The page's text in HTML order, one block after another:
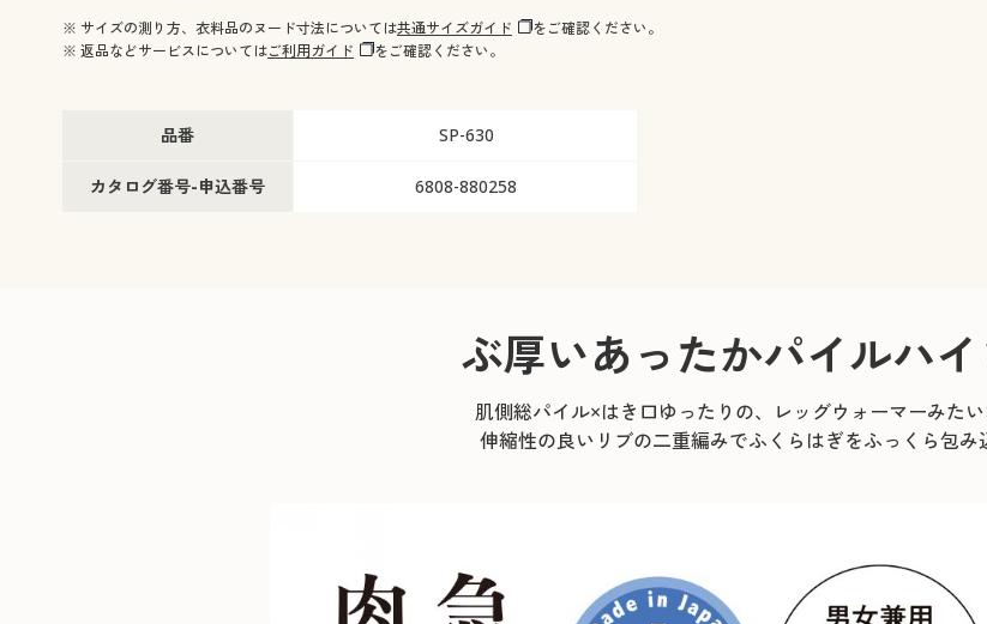
※ サイズの測り方、衣料品のヌード寸法については共通サイズガイド
をご確認ください。
※ 返品などサービスについてはご利用ガイド をご確認ください。
品番 SP-630
カタログ番号-申込番号 6808-880258
ぶ厚いあったかパイルハ
肌側総パイル×はき口ゆったりの、レッグウォーマーみたい
伸縮性の良いリブの二重編みでふくらはぎをふっくら包み